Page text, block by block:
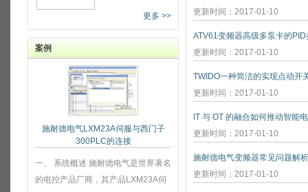
更多 >>
案例
施耐德电气LXM23A伺服与西门子
300PLC的连接
一、 系统概述 施耐德电气是世界著名
的电控产品厂商，其产品LXM23A伺
更新时间：2017-01-10
ATV61变频器高级多泵卡的
更新时间：2017-01-10
TWIDO一种简洁的实现点动开
更新时间：2017-01-10
IT 与 OT 的融合如何推动智能
更新时间：2017-01-10
施耐德电气变频器常见问题解析
更新时间：2017-01-10